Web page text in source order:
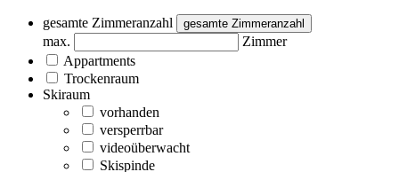
gesamte Zimmeranzahl gesamte Zimmeranzahl
max.
Zimmer
Appartments
Trockenraum
Skiraum
vorhanden
versperrbar
videoüberwacht
Skispinde